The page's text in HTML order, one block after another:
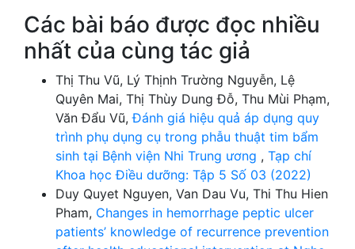
Các bài báo được đọc nhiều
nhất của cùng tác giả
Thị Thu Vũ, Lý Thịnh Trường Nguyễn, Lệ
Quyên Mai, Thị Thùy Dung Đỗ, Thu Mùi Phạm,
Văn Đẩu Vũ,Đánh giá hiệu quả áp dụng quy
trình phụ dụng cụ trong phẫu thuật tim bẩm
sinh tại Bệnh viện Nhi Trung ương , Tạp chí
Khoa học Điều dưỡng: Tập 5 Số 03 (2022)
Duy Quyet Nguyen, Van Dau Vu, Thi Thu Hien
Pham, Changes in hemorrhage peptic ulcer
patients’ knowledge of recurrence prevention